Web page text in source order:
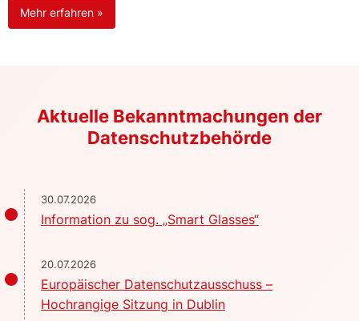
Mehr erfahren »
Aktuelle Bekanntmachungen der
Datenschutzbehörde
30.07.2026
Information zu sog. „Smart Glasses“
20.07.2026
Europäischer Datenschutzausschuss –
Hochrangige Sitzung in Dublin